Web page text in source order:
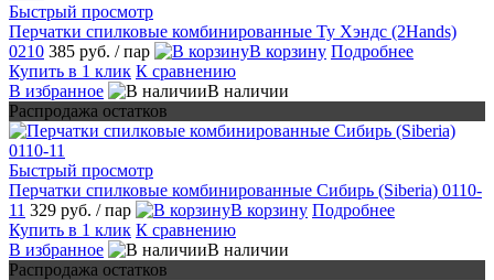
Быстрый просмотр
Перчатки спилковые комбинированные Ту Хэндс (2Hands)
0210 385 руб. / пар В корзину Подробнее
Купить в 1 клик К сравнению
В избранное
В наличии
Распродажа остатков
Быстрый просмотр
Перчатки спилковые комбинированные Сибирь (Siberia) 0110-
11 329 руб. / пар В корзину Подробнее
Купить в 1 клик К сравнению
В избранное
В наличии
Распродажа остатков